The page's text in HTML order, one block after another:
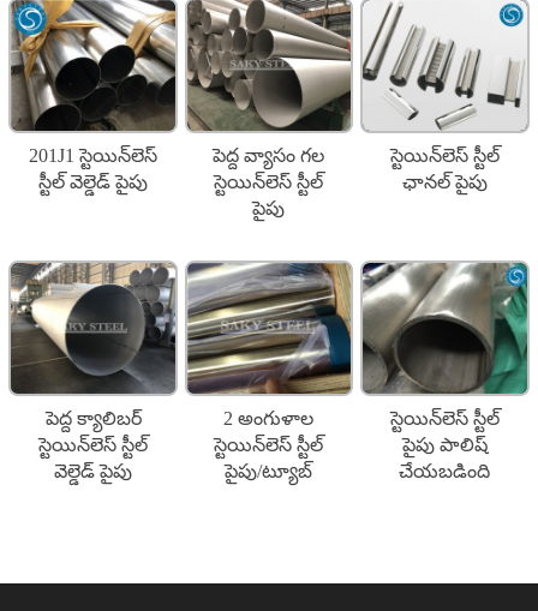
201J1 స్టెయిన్‌లెస్
స్టీల్ వెల్డెడ్ పైపు
పెద్ద వ్యాసం గల
స్టెయిన్‌లెస్ స్టీల్
పైపు
స్టెయిన్‌లెస్ స్టీల్
ఛానల్ పైపు
పెద్ద క్యాలిబర్
స్టెయిన్‌లెస్ స్టీల్
వెల్డెడ్ పైపు
2 అంగుళాల
స్టెయిన్‌లెస్ స్టీల్
పైపు/ట్యూబ్
స్టెయిన్‌లెస్ స్టీల్
పైపు పాలిష్
చేయబడింది